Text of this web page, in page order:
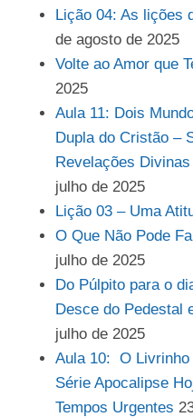
Lição 04: As lições
de agosto de 2025
Volte ao Amor que
2025
Aula 11: Dois
Dupla do Cristão –
Revelações
julho de 2025
Lição 03 – Uma
O Que Não Pode
julho de 2025
Do Púlpito para o
Desce do Pedestal
julho de 2025
Aula 10: O Livrinho
Série Apocalipse
Tempos Urgentes